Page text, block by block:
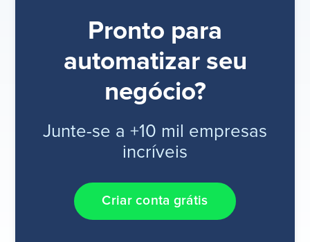
Pronto para
automatizar seu
negócio?
Junte-se a +10 mil empresas
incríveis
Criar conta grátis